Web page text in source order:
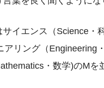
イエンス（Science・
アリング（Engineering
・数学)のMを